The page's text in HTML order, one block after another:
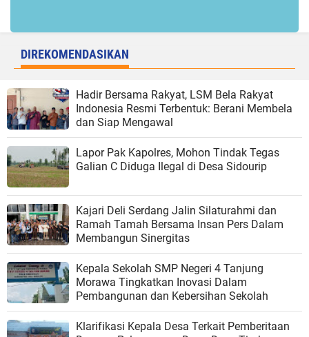
DIREKOMENDASIKAN
Hadir Bersama Rakyat, LSM Bela Rakyat
Indonesia Resmi Terbentuk: Berani Membela
dan Siap Mengawal
Lapor Pak Kapolres, Mohon Tindak Tegas
Galian C Diduga Ilegal di Desa Sidourip
Kajari Deli Serdang Jalin Silaturahmi dan
Ramah Tamah Bersama Insan Pers Dalam
Membangun Sinergitas
Kepala Sekolah SMP Negeri 4 Tanjung
Morawa Tingkatkan Inovasi Dalam
Pembangunan dan Kebersihan Sekolah
Klarifikasi Kepala Desa Terkait Pemberitaan